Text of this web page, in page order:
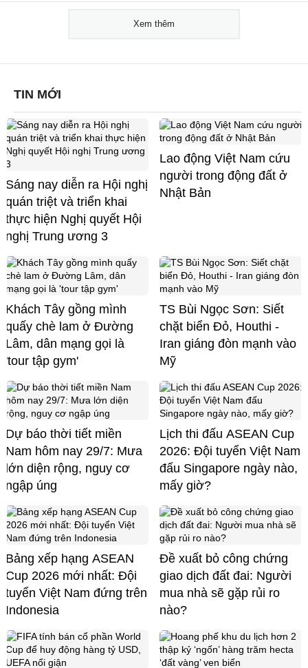
Xem thêm
TIN MỚI
Sáng nay diễn ra Hội nghị
quán triệt và triển khai
thực hiện Nghị quyết Hội
nghị Trung ương 3
Lao động Việt Nam cứu
người trong động đất ở
Nhật Bản
Khách Tây gồng mình
quấy chè lam ở Đường
Lâm, dân mạng gọi là
'tour tập gym'
TS Bùi Ngọc Sơn: Siết
chặt biển Đỏ, Houthi -
Iran giáng đòn mạnh vào
Mỹ
Dự báo thời tiết miền
Nam hôm nay 29/7: Mưa
lớn diện rộng, nguy cơ
ngập úng
Lịch thi đấu ASEAN Cup
2026: Đội tuyển Việt Nam
đấu Singapore ngày nào,
mấy giờ?
Bảng xếp hạng ASEAN
Cup 2026 mới nhất: Đội
tuyển Việt Nam đứng trên
Indonesia
Đề xuất bỏ công chứng
giao dịch đất đai: Người
mua nhà sẽ gặp rủi ro
nào?